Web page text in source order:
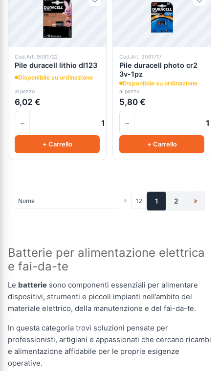
Cod.Art. 9081722
Pile duracell lithio dl123
Disponibile su ordinazione
al pezzo
6,02 €
−
+ Carrello
Cod.Art. 9081717
Pile duracell photo cr2
3v-1pz
Disponibile su ordinazione
al pezzo
5,80 €
−
+ Carrello
1 2 >
Batterie per alimentazione elettrica
e fai-da-te
Le batterie sono componenti essenziali per alimentare
dispositivi, strumenti e piccoli impianti nell’ambito del
materiale elettrico, della manutenzione e del fai-da-te.
In questa categoria trovi soluzioni pensate per
professionisti, artigiani e appassionati che cercano ricambi
e alimentazione affidabile per le proprie esigenze
operative.